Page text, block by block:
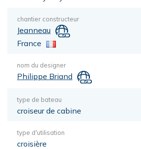
chantier constructeur
Jeanneau
France
nom du designer
Philippe Briand
type de bateau
croiseur de cabine
type d'utilisation
croisière